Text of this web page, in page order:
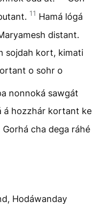
11 Hamá lógá
distant.
sojdah kort, kimati
o sohr o
nonnoká sawgát
á hozzhár kortant ke
cha dega ráhé
Hodáwanday